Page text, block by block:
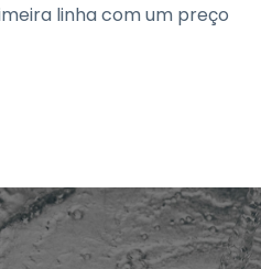
linha com um preço